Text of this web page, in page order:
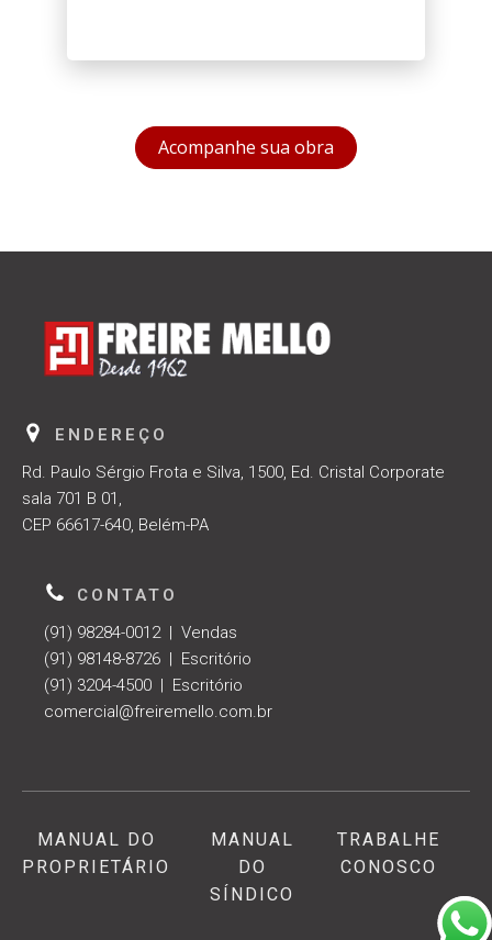
Acompanhe sua obra
ENDEREÇO
Rd. Paulo Sérgio Frota e Silva, 1500, Ed. Cristal Corporate
sala 701 B 01,
CEP 66617-640, Belém-PA
CONTATO
(91) 98284-0012 | Vendas
(91) 98148-8726 | Escritório
(91) 3204-4500 | Escritório
comercial@freiremello.com.br
MANUAL DO
PROPRIETÁRIO
MANUAL
DO
SÍNDICO
TRABALHE
CONOSCO